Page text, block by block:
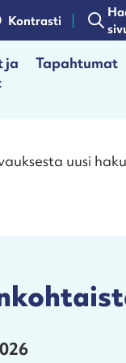
Kontrasti
ja
Tapahtumat
uusi